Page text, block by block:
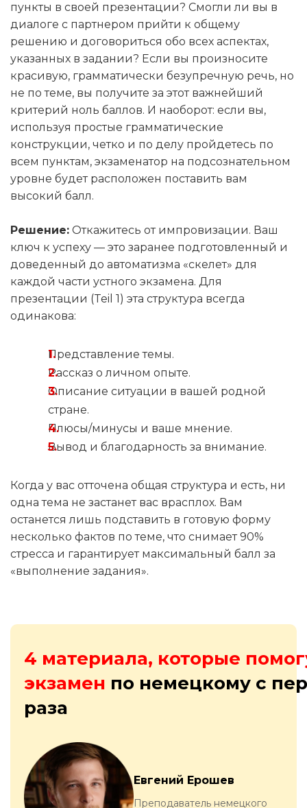
пункты в своей презентации? Смогли ли вы в
диалоге с партнером прийти к общему
решению и договориться обо всех аспектах,
указанных в задании? Если вы произносите
красивую, грамматически безупречную речь, но
не по теме, вы получите за этот важнейший
критерий ноль баллов. И наоборот: если вы,
используя простые грамматические
конструкции, четко и по делу пройдетесь по
всем пунктам, экзаменатор на подсознательном
уровне будет расположен поставить вам
высокий балл.
Решение: Откажитесь от импровизации. Ваш
ключ к успеху — это заранее подготовленный и
доведенный до автоматизма «скелет» для
каждой части устного экзамена. Для
презентации (Teil 1) эта структура всегда
одинакова:
Представление темы.
Рассказ о личном опыте.
Описание ситуации в вашей родной
стране.
Плюсы/минусы и ваше мнение.
Вывод и благодарность за внимание.
Когда у вас отточена общая структура и есть, ни
одна тема не застанет вас врасплох. Вам
останется лишь подставить в готовую форму
несколько фактов по теме, что снимает 90%
стресса и гарантирует максимальный балл за
«выполнение задания».
4 материала, которые
экзамен по немецкому с
раза
Евгений Ерошев
Преподаватель немецкого